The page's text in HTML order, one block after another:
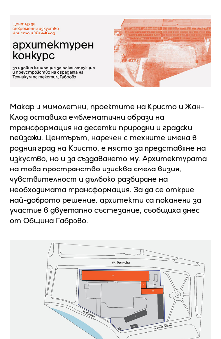
Макар и мимолетни, проектите на Кристо и Жан-
Клод оставиха емблематични образи на
трансформация на десетки природни и градски
пейзажи. Центърът, наречен с техните имена в
родния град на Кристо, е място за представяне на
изкуство, но и за създаването му. Архитектурата
на това пространство изисква смела визия,
чувствителност и дълбоко разбиране на
необходимата трансформация. За да се открие
най-доброто решение, архитекти са поканени за
участие в двуетапно състезание, съобщиха днес
от Община Габрово.